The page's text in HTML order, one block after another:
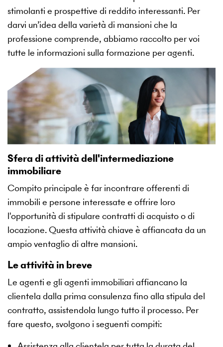
stimolanti e prospettive di reddito interessanti. Per
darvi un’idea della varietà di mansioni che la
professione comprende, abbiamo raccolto per voi
tutte le informazioni sulla formazione per agenti.
Sfera di attività dell'intermediazione
immobiliare
Compito principale è far incontrare offerenti di
immobili e persone interessate e offrire loro
l'opportunità di stipulare contratti di acquisto o di
locazione. Questa attività chiave è affiancata da un
ampio ventaglio di altre mansioni.
Le attività in breve
Le agenti e gli agenti immobiliari affiancano la
clientela dalla prima consulenza fino alla stipula del
contratto, assistendola lungo tutto il processo. Per
fare questo, svolgono i seguenti compiti: